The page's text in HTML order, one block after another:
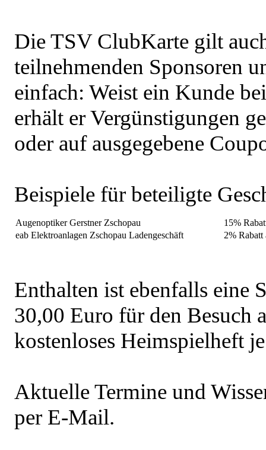
Die TSV ClubKarte gilt
teilnehmenden Sponsoren
einfach: Weist ein Kunde
erhält er Vergünstigungen
oder auf ausgegebene
Beispiele für beteiligte
Augenoptiker Gerstner Zschopau
15%
eab Elektroanlagen Zschopau Ladengeschäft
2% Rabatt
Enthalten ist ebenfalls eine
30,00 Euro für den Besuch
kostenloses Heimspielheft
Aktuelle Termine und
per E-Mail.